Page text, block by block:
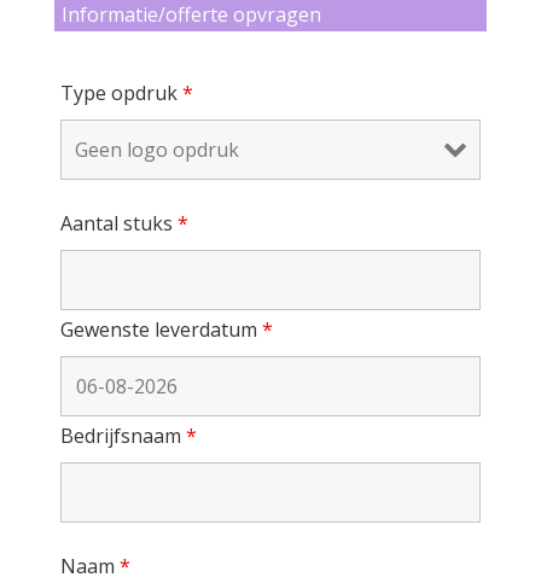
Informatie/offerte opvragen
Type opdruk*
Aantal stuks *
Gewenste leverdatum *
Bedrijfsnaam *
Naam *